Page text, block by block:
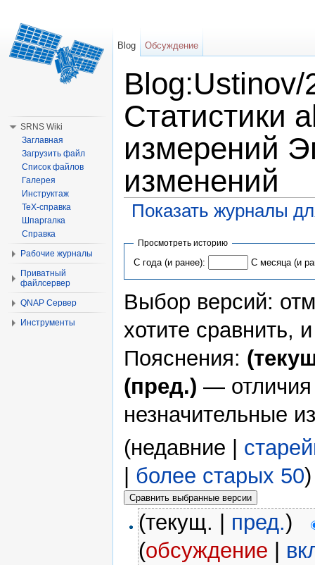
Статистики
измерений
изменений
Показать журналы
Просмотреть историю
С года (и ранее): С месяца (и
Выбор версий:
хотите сравнить,
Пояснения:
(пред.) —
незначительные
(недавние |
| более старых 50
(текущ. | пред.)
(обсуждение |
Blog Обсуждение
SRNS Wiki
Заглавная
Загрузить файл
Список файлов
Галерея
Инструктаж
TeX-справка
Шпаргалка
Справка
Рабочие журналы
Приватный
файлсервер
QNAP Сервер
Инструменты